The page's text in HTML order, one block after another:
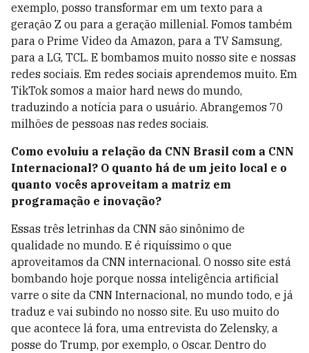
exemplo, posso transformar em um texto para a
geração Z ou para a geração millenial. Fomos também
para o Prime Video da Amazon, para a TV Samsung,
para a LG, TCL. E bombamos muito nosso site e nossas
redes sociais. Em redes sociais aprendemos muito. Em
TikTok somos a maior hard news do mundo,
traduzindo a notícia para o usuário. Abrangemos 70
milhões de pessoas nas redes sociais.
Como evoluiu a relação da CNN Brasil com a CNN
Internacional? O quanto há de um jeito local e o
quanto vocês aproveitam a matriz em
programação e inovação?
Essas três letrinhas da CNN são sinônimo de
qualidade no mundo. E é riquíssimo o que
aproveitamos da CNN internacional. O nosso site está
bombando hoje porque nossa inteligência artificial
varre o site da CNN Internacional, no mundo todo, e já
traduz e vai subindo no nosso site. Eu uso muito do
que acontece lá fora, uma entrevista do Zelensky, a
posse do Trump, por exemplo, o Oscar. Dentro do